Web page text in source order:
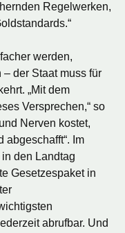
Regelwerken,
werden,
der Staat muss für
„Mit dem
Versprechen,“ so
Nerven kostet,
abgeschafft“. Im
den Landtag
Gesetzespaket in
abrufbar. Und